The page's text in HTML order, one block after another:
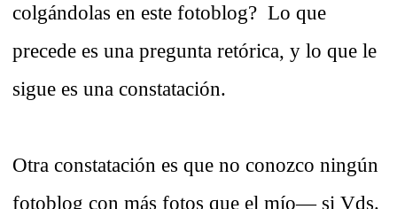
colgándolas en este fotoblog? Lo que
precede es una pregunta retórica, y lo que le
sigue es una constatación.
Otra constatación es que no conozco ningún
fotoblog con más fotos que el mío— si Vds.